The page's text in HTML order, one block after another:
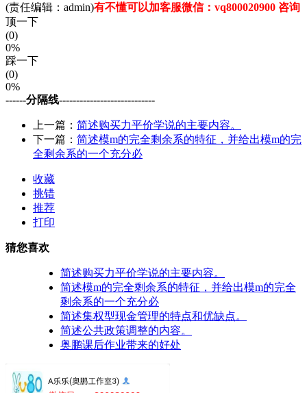
(责任编辑：admin)有不懂可以加客服微信：vq800020900 咨询
顶一下
(0)
0%
踩一下
(0)
0%
------分隔线----------------------------
上一篇： 简述购买力平价学说的主要内容。
下一篇： 简述模m的完全剩余系的特征，并给出模m的完
全剩余系的一个充分必
收藏
挑错
推荐
打印
猜您喜欢
简述购买力平价学说的主要内容。
简述模m的完全剩余系的特征，并给出模m的完全
剩余系的一个充分必
简述集权型现金管理的特点和优缺点。
简述公共政策调整的内容。
奥鹏课后作业带来的好处